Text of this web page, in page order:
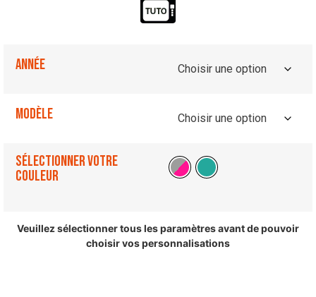
Année
Modèle
Sélectionner votre
couleur
Veuillez sélectionner tous les paramètres avant de pouvoir
choisir vos personnalisations